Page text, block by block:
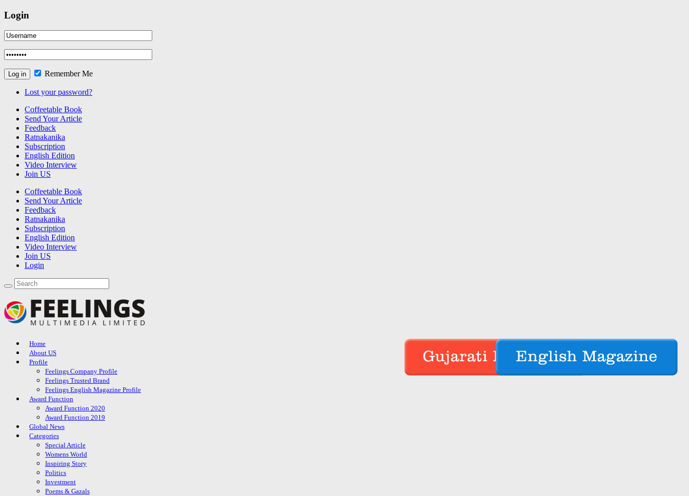
Login
Remember Me
Lost your password?
Coffeetable Book
Send Your Article
Feedback
Ratnakanika
Subscription
English Edition
Video Interview
Join US
Coffeetable Book
Send Your Article
Feedback
Ratnakanika
Subscription
English Edition
Video Interview
Join US
Login
Home
About US
Profile
Feelings Company Profile
Feelings Trusted Brand
Feelings English Magazine Profile
Award Function
Award Function 2020
Award Function 2019
Global News
Categories
Special Article
Womens World
Inspiring Story
Politics
Investment
Poems & Gazals